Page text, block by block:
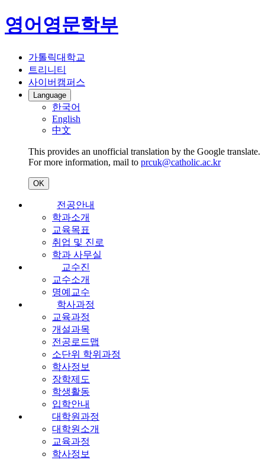
영어영문학부
가톨릭대학교
트리니티
사이버캠퍼스
Language
한국어
English
中文
This provides an unofficial translation by the Google translate.
For more information, mail to prcuk@catholic.ac.kr
OK
전공안내
학과소개
교육목표
취업 및 진로
학과 사무실
교수진
교수소개
명예교수
학사과정
교육과정
개설과목
전공로드맵
소단위 학위과정
학사정보
장학제도
학생활동
입학안내
대학원과정
대학원소개
교육과정
학사정보